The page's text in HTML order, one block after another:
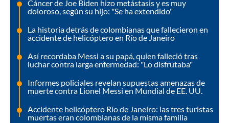
Cáncer de Joe Biden hizo metástasis y es muy
doloroso, según su hijo: "Se ha extendido"
La historia detrás de colombianas que fallecieron en
accidente de helicóptero en Río de Janeiro
Así recordaba Messi a su papá, quien falleció tras
luchar contra larga enfermedad: "Lo disfrutaba"
Informes policiales revelan supuestas amenazas de
muerte contra Lionel Messi en Mundial de EE. UU.
Accidente helicóptero Río de Janeiro: las tres turistas
muertas eran colombianas de la misma familia